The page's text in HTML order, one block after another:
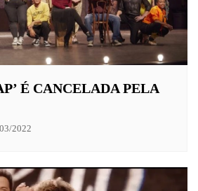
É CANCELADA PELA
2022